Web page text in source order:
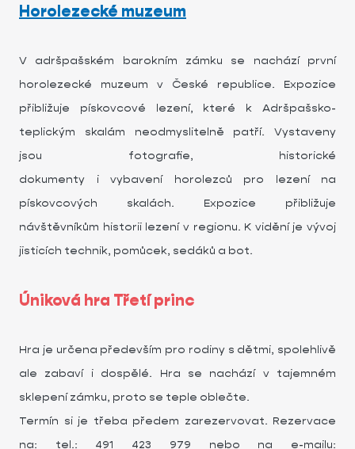
Horolezecké muzeum
V adršpašském barokním zámku se nachází první
horolezecké muzeum v České republice. Expozice
přibližuje pískovcové lezení, které k Adršpašsko-
teplickým skalám neodmyslitelně patří. Vystaveny
jsou fotografie, historické
dokumenty i vybavení horolezců pro lezení na
pískovcových skalách. Expozice přibližuje
návštěvníkům historii lezení v regionu. K vidění je vývoj
jisticích technik, pomůcek, sedáků a bot.
Úniková hra Třetí princ
Hra je určena především pro rodiny s dětmi, spolehlivě
ale zabaví i dospělé. Hra se nachází v tajemném
sklepení zámku, proto se teple oblečte.
Termín si je třeba předem zarezervovat. Rezervace
na: tel.: 491 423 979 nebo na e-mailu: